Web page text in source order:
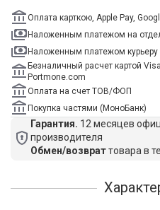
Оплата карткою, Apple Pay,
Наложенным платежом на
Наложенным платежом
Безналичный расчет картой
Portmone.com
Оплата на счет ТОВ/ФОП
Покупка частями (МоноБанк)
Гарантия. 12 месяцев
производителя
Обмен/возвраттовара в